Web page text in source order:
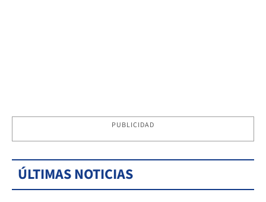
PUBLICIDAD
ÚLTIMAS NOTICIAS